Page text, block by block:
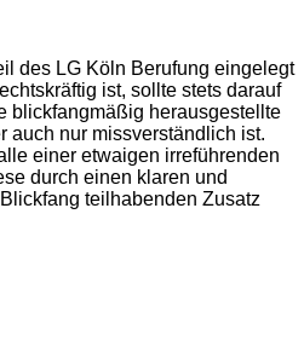
des LG Köln Berufung eingelegt
ist, sollte stets darauf
blickfangmäßig herausgestellte
auch nur missverständlich ist.
einer etwaigen irreführenden
durch einen klaren und
teilhabenden Zusatz